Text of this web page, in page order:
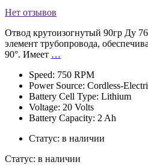
Нет отзывов
Отвод крутоизогнутый 90гр Ду
элемент трубопровода,
90°. Имеет …
Speed: 750 RPM
Power Source: Cordless-
Battery Cell Type: Lithium
Voltage: 20 Volts
Battery Capacity: 2 Ah
Статус: в наличии
Статус: в наличии